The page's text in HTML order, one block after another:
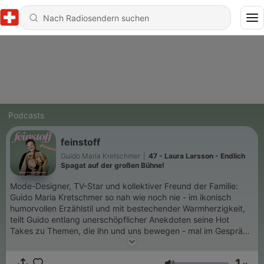
Podcasts
feinstoff
Guido Maria Kretschmer
47 - Laura Larsson - Endlich
Spagat auf der großen Bühne!
Mode-Designer, TV-Star und kollektiver Freund der Familie:
Guido Maria Kretschmer so nah wie noch nie - im ikonisch
humorvollen Erzählstil und mit bestechender Warmherzigkeit,
teilt Guido entlang unerschöpflicher Anekdoten seine Hot
Takes zu Themen, die ihn und uns bewegen - mal im Gespräch
mit Prominenten, Freunden und interessanten Menschen, aber